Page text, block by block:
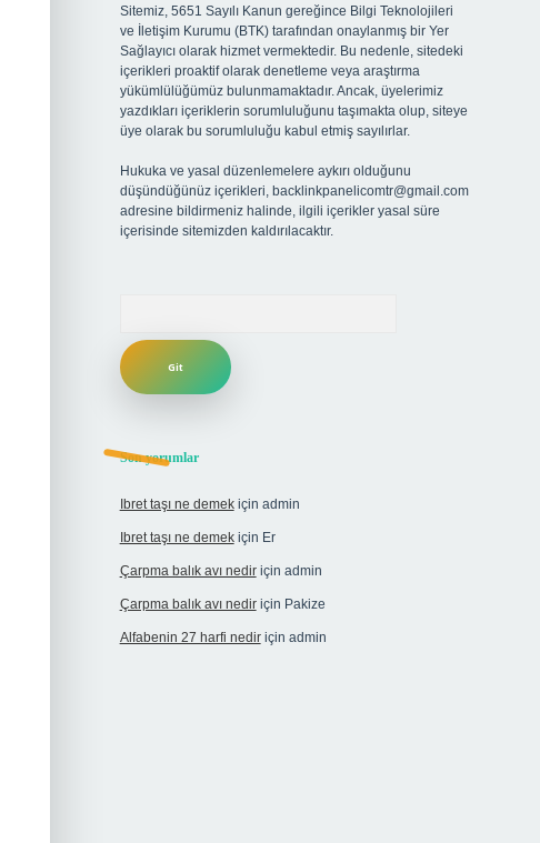
Sitemiz, 5651 Sayılı Kanun gereğince Bilgi Teknolojileri
ve İletişim Kurumu (BTK) tarafından onaylanmış bir Yer
Sağlayıcı olarak hizmet vermektedir. Bu nedenle, sitedeki
içerikleri proaktif olarak denetleme veya araştırma
yükümlülüğümüz bulunmamaktadır. Ancak, üyelerimiz
yazdıkları içeriklerin sorumluluğunu taşımakta olup, siteye
üye olarak bu sorumluluğu kabul etmiş sayılırlar.
Hukuka ve yasal düzenlemelere aykırı olduğunu
düşündüğünüz içerikleri, backlinkpanelicomtr@gmail.com
adresine bildirmeniz halinde, ilgili içerikler yasal süre
içerisinde sitemizden kaldırılacaktır.
Son yorumlar
Ibret taşı ne demekiçin admin
Ibret taşı ne demekiçin Er
Çarpma balık avı nediriçin admin
Çarpma balık avı nediriçin Pakize
Alfabenin 27 harfi nediriçin admin